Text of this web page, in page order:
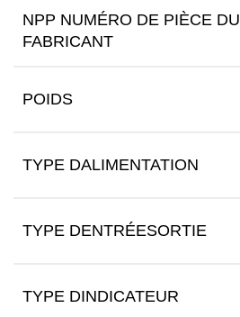
NPP NUMÉRO DE PIÈCE DU
FABRICANT
POIDS
TYPE DALIMENTATION
TYPE DENTRÉESORTIE
TYPE DINDICATEUR